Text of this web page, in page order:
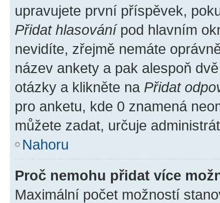
upravujete první příspěvek,
Přidat hlasovánípod hlavním
nevidíte, zřejmě nemáte
název ankety a pak alespoň
otázky a klikněte na Přidat
pro anketu, kde 0 znamená
můžete zadat, určuje
Nahoru
Proč nemohu přidat více
Maximální počet možností